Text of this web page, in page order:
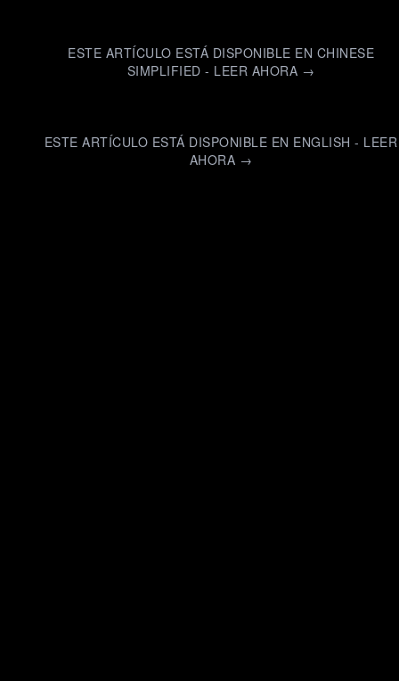
ESTE ARTÍCULO ESTÁ DISPONIBLE EN CHINESE
SIMPLIFIED - LEER AHORA →
ESTE ARTÍCULO ESTÁ DISPONIBLE EN ENGLISH - LEER
AHORA →